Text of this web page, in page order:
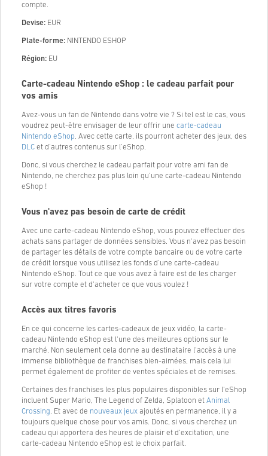
compte.
Devise: EUR
Plate-forme: NINTENDO ESHOP
Région: EU
Carte-cadeau Nintendo eShop : le cadeau parfait pour
vos amis
Avez-vous un fan de Nintendo dans votre vie ? Si tel est le cas, vous
voudrez peut-être envisager de leur offrir une carte-cadeau
Nintendo eShop. Avec cette carte, ils pourront acheter des jeux, des
DLC et d'autres contenus sur l'eShop.
Donc, si vous cherchez le cadeau parfait pour votre ami fan de
Nintendo, ne cherchez pas plus loin qu'une carte-cadeau Nintendo
eShop !
Vous n'avez pas besoin de carte de crédit
Avec une carte-cadeau Nintendo eShop, vous pouvez effectuer des
achats sans partager de données sensibles. Vous n'avez pas besoin
de partager les détails de votre compte bancaire ou de votre carte
de crédit lorsque vous utilisez les fonds d'une carte-cadeau
Nintendo eShop. Tout ce que vous avez à faire est de les charger
sur votre compte et d'acheter ce que vous voulez !
Accès aux titres favoris
En ce qui concerne les cartes-cadeaux de jeux vidéo, la carte-
cadeau Nintendo eShop est l'une des meilleures options sur le
marché. Non seulement cela donne au destinataire l'accès à une
immense bibliothèque de franchises bien-aimées, mais cela lui
permet également de profiter de ventes spéciales et de remises.
Certaines des franchises les plus populaires disponibles sur l'eShop
incluent Super Mario, The Legend of Zelda, Splatoon et Animal
Crossing. Et avec de nouveaux jeux ajoutés en permanence, il y a
toujours quelque chose pour vos amis. Donc, si vous cherchez un
cadeau qui apportera des heures de plaisir et d'excitation, une
carte-cadeau Nintendo eShop est le choix parfait.